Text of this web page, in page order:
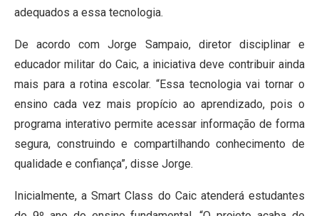
adequados a essa tecnologia.
De acordo com Jorge Sampaio, diretor disciplinar e
educador militar do Caic, a iniciativa deve contribuir ainda
mais para a rotina escolar. “Essa tecnologia vai tornar o
ensino cada vez mais propício ao aprendizado, pois o
programa interativo permite acessar informação de forma
segura, construindo e compartilhando conhecimento de
qualidade e confiança”, disse Jorge.
Inicialmente, a Smart Class do Caic atenderá estudantes